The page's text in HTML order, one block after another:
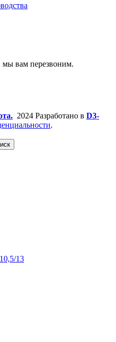
мы вам перезвоним.
2024 Разработано в D3-
.
13